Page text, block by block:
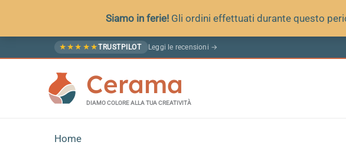
Siamo in ferie! Gli ordini effettuati durante questo
al
★ ★ ★ ★ ★TRUSTPILOT Leggi le recensioni →
Cerama
DIAMO COLORE ALLA TUA CREATIVITÀ
Home